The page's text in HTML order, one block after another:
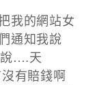
我的網站女
通知我說
說….天
有賠錢啊